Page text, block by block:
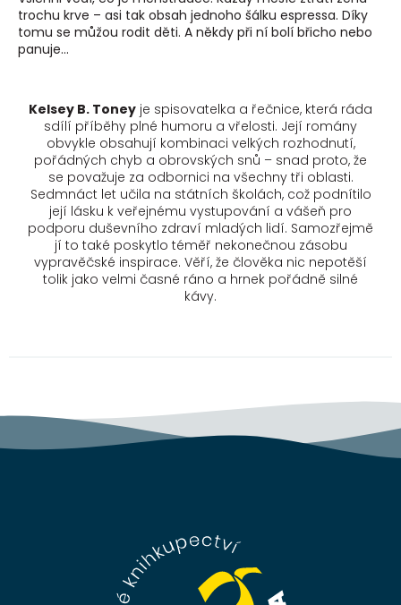
trochu krve – asi tak obsah jednoho šálku espressa. Díky
tomu se můžou rodit děti. A někdy při ní bolí břicho nebo
panuje...
Kelsey B. Toney je spisovatelka a řečnice, která ráda
sdílí příběhy plné humoru a vřelosti. Její romány
obvykle obsahují kombinaci velkých rozhodnutí,
pořádných chyb a obrovských snů – snad proto, že
se považuje za odbornici na všechny tři oblasti.
Sedmnáct let učila na státních školách, což podnítilo
její lásku k veřejnému vystupování a vášeň pro
podporu duševního zdraví mladých lidí. Samozřejmě
jí to také poskytlo téměř nekonečnou zásobu
vypravěčské inspirace. Věří, že člověka nic nepotěší
tolik jako velmi časné ráno a hrnek pořádně silné
kávy.